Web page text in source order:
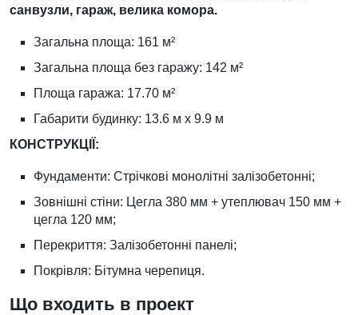
санвузли, гараж, велика комора.
Загальна площа: 161 м²
Загальна площа без гаражу: 142 м²
Площа гаража: 17.70 м²
Габарити будинку: 13.6 м х 9.9 м
КОНСТРУКЦІЇ:
Фундаменти: Стрічкові монолітні залізобетонні;
Зовнішні стіни: Цегла 380 мм + утеплювач 150 мм +
цегла 120 мм;
Перекриття: Залізобетонні панелі;
Покрівля: Бітумна черепиця.
Що входить в проект